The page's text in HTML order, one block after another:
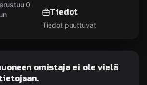
0
Tiedot
Tiedot puuttuvat
omistaja ei ole vielä